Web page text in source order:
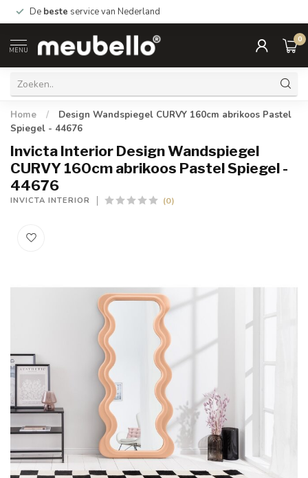
De beste service van Nederland
MENU
0
Home /
Design Wandspiegel CURVY 160cm abrikoos Pastel
Spiegel - 44676
Invicta Interior Design Wandspiegel
CURVY 160cm abrikoos Pastel Spiegel -
44676
INVICTA INTERIOR (0)